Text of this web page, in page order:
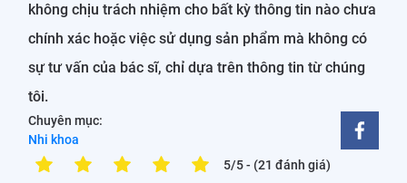
không chịu trách nhiệm cho bất kỳ thông tin nào chưa
chính xác hoặc việc sử dụng sản phẩm mà không có
sự tư vấn của bác sĩ, chỉ dựa trên thông tin từ chúng
tôi.
Chuyên mục:
Nhi khoa
5/5- (21 đánh giá)